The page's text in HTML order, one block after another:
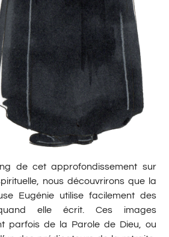
de cet approfondissement sur
nous découvrirons que la
Eugénie utilise facilement des
elle écrit. Ces images
parfois de la Parole de Dieu, ou